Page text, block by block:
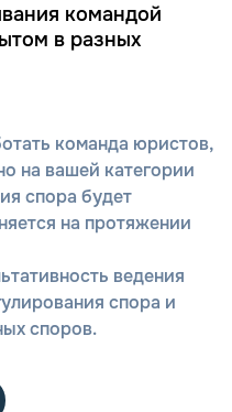
командой
в разных
команда юристов,
на вашей категории
спора будет
на протяжении
ведения
спора и
споров.